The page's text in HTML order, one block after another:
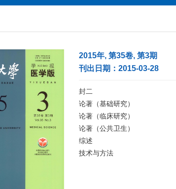
2015年, 第35卷, 第3期
刊出日期：2015-03-28
封二
论著（基础研究）
论著（临床研究）
论著（公共卫生）
综述
技术与方法